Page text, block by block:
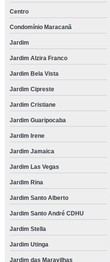
Centro
Condomínio Maracanã
Jardim
Jardim Alzira Franco
Jardim Bela Vista
Jardim Cipreste
Jardim Cristiane
Jardim Guaripocaba
Jardim Irene
Jardim Jamaica
Jardim Las Vegas
Jardim Rina
Jardim Santo Alberto
Jardim Santo André CDHU
Jardim Stella
Jardim Utinga
Jardim das Maravilhas